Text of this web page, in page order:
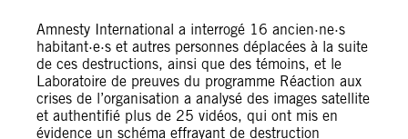
Amnesty International a interrogé 16 ancien·ne·s
habitant·e·s et autres personnes déplacées à la suite
de ces destructions, ainsi que des témoins, et le
Laboratoire de preuves du programme Réaction aux
crises de l’organisation a analysé des images satellite
et authentifié plus de 25 vidéos, qui ont mis en
évidence un schéma effrayant de destruction